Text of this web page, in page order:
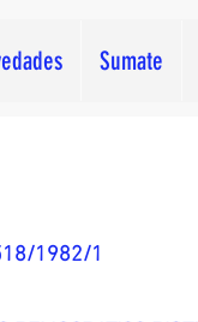
Sumate
1982/1